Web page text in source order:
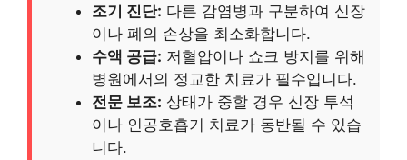
조기 진단: 다른 감염병과 구분하여 신장
이나 폐의 손상을 최소화합니다.
수액 공급: 저혈압이나 쇼크 방지를 위해
병원에서의 정교한 치료가 필수입니다.
전문 보조: 상태가 중할 경우 신장 투석
이나 인공호흡기 치료가 동반될 수 있습
니다.